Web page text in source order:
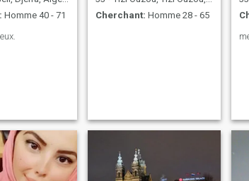
Homme 40 - 71
Cherchant: Homme 28 - 65